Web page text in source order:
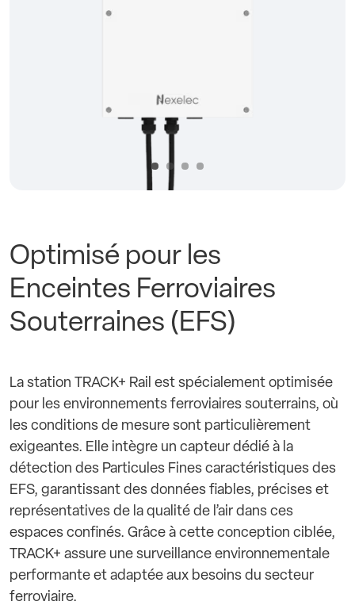
Optimisé pour les
Enceintes Ferroviaires
Souterraines (EFS)
La station TRACK+ Rail est spécialement optimisée
pour les environnements ferroviaires souterrains, où
les conditions de mesure sont particulièrement
exigeantes. Elle intègre un capteur dédié à la
détection des Particules Fines caractéristiques des
EFS, garantissant des données fiables, précises et
représentatives de la qualité de l’air dans ces
espaces confinés. Grâce à cette conception ciblée,
TRACK+ assure une surveillance environnementale
performante et adaptée aux besoins du secteur
ferroviaire.